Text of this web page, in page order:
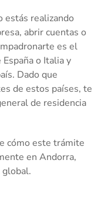
estás realizando
abrir cuentas o
es el
o Italia y
Dado que
de estos países, te
de residencia
cómo este trámite
en Andorra,